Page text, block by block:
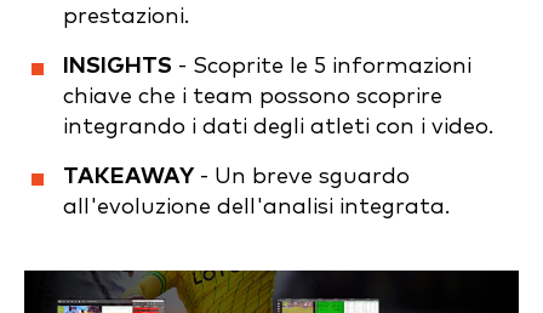
prestazioni.
INSIGHTS - Scoprite le 5 informazioni
chiave che i team possono scoprire
integrando i dati degli atleti con i video.
TAKEAWAY- Un breve sguardo
all'evoluzione dell'analisi integrata.